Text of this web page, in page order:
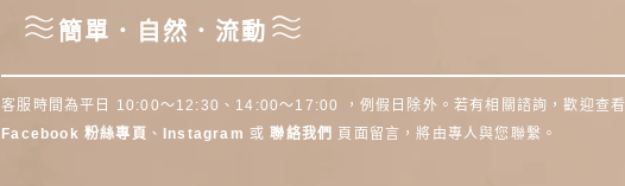
簡單．自然．流動
客服時間為平日 10:00～12:30、14:00～17:00 ，例假日除外。若有相關諮詢，歡迎查看
Facebook 粉絲專頁 、 Instagram 或聯絡我們 頁面留言，將由專人與您聯繫。